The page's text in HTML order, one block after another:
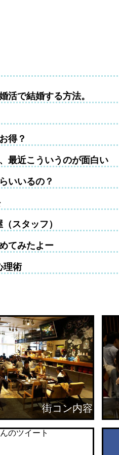
活で結婚する方法。
得？
最近こういうのが面白い
いいるの？
スタッフ）
てみたよー
理術
街コン内容
のツイート